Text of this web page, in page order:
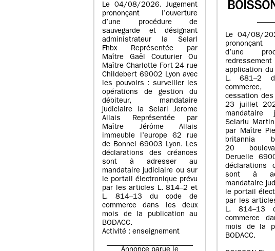
Le 04/08/2026. Jugement
prononçant l’ouverture
d’une procédure de
sauvegarde et désignant
administrateur la Selarl
Fhbx Représentée par
Maître Gaël Couturier Ou
Maître Charlotte Fort 24 rue
Childebert 69002 Lyon avec
les pouvoirs : surveiller les
opérations de gestion du
débiteur, mandataire
judiciaire la Selarl Jerome
Allais Représentée par
Maître Jérôme Allais
immeuble l’europe 62 rue
de Bonnel 69003 Lyon. Les
déclarations des créances
sont à adresser au
mandataire judiciaire ou sur
le portail électronique prévu
par les articles L. 814–2 et
L. 814–13 du code de
commerce dans les deux
mois de la publication au
BODACC.
Activité : enseignement
Le 04/08/
prononçant
d’une
application
L. 681–2
cessation
23 juillet
mandataire
Selarlu
par Maître
britannia
20
Deruelle
déclarations
sont à
mandataire
le portail
par les
L. 814–13
commerce
mois de la
BODACC.